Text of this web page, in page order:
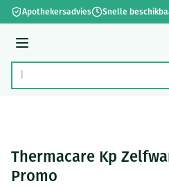
Ga naar de inhoud
Apothekersadvies Snelle
Menu
Product, merk, categorie...
Thermacare Kp
Promo